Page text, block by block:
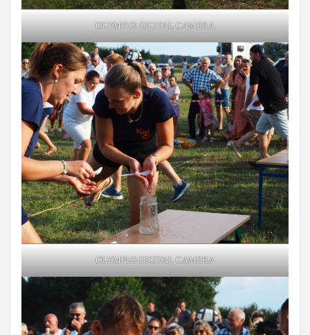
OLYMPUS DIGITAL CAMERA
OLYMPUS DIGITAL CAMERA